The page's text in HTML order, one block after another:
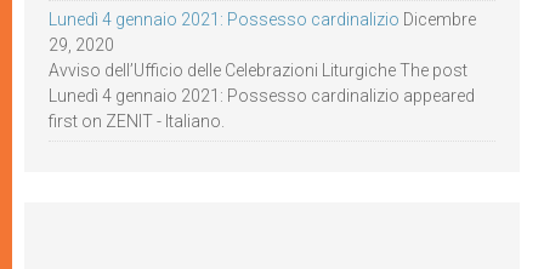
Lunedì 4 gennaio 2021: Possesso cardinalizio Dicembre
29, 2020
Avviso dell’Ufficio delle Celebrazioni Liturgiche The post
Lunedì 4 gennaio 2021: Possesso cardinalizio appeared
first on ZENIT - Italiano.